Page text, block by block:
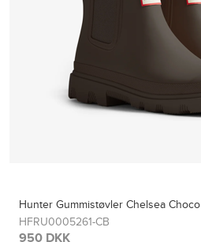
Hunter Gummistøvler Chelsea Choco
HFRU0005261-CB
950 DKK